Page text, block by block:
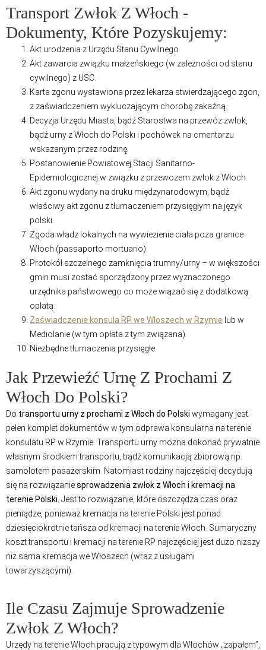
Transport Zwłok Z Włoch -
Dokumenty, Które Pozyskujemy:
Akt urodzenia z Urzędu Stanu Cywilnego
Akt zawarcia związku małżeńskiego (w zależności od stanu
cywilnego) z USC.
Karta zgonu wystawiona przez lekarza stwierdzającego zgon,
z zaświadczeniem wykluczającym chorobę zakaźną.
Decyzja Urzędu Miasta, bądź Starostwa na przewóz zwłok,
bądź urny z Włoch do Polski i pochówek na cmentarzu
wskazanym przez rodzinę.
Postanowienie Powiatowej Stacji Sanitarno-
Epidemiologicznej w związku z przewozem zwłok z Włoch.
Akt zgonu wydany na druku międzynarodowym, bądź
właściwy akt zgonu z tłumaczeniem przysięgłym na język
polski.
Zgoda władz lokalnych na wywiezienie ciała poza granice
Włoch (passaporto mortuario).
Protokół szczelnego zamknięcia trumny/urny – w większości
gmin musi zostać sporządzony przez wyznaczonego
urzędnika państwowego co może wiązać się z dodatkową
opłatą.
Zaświadczenie konsula RP we Włoszech w Rzymie lub w
Mediolanie (w tym opłata z tym związana).
Niezbędne tłumaczenia przysięgłe.
Jak Przewieźć Urnę Z Prochami Z
Włoch Do Polski?
Do transportu urny z prochami z Włoch do Polski wymagany jest
pełen komplet dokumentów w tym odprawa konsularna na terenie
konsulatu RP w Rzymie. Transportu urny można dokonać prywatnie
własnym środkiem transportu, bądź komunikacją zbiorową np.
samolotem pasażerskim. Natomiast rodziny najczęściej decydują
się na rozwiązaniesprowadzenia zwłok z Włoch i kremacji na
terenie Polski. Jest to rozwiązanie, które oszczędza czas oraz
pieniądze, ponieważ kremacja na terenie Polski jest ponad
dziesięciokrotnie tańsza od kremacji na terenie Włoch. Sumaryczny
koszt transportu i kremacji na terenie RP najczęściej jest dużo niższy
niż sama kremacja we Włoszech (wraz z usługami
towarzyszącymi).
Ile Czasu Zajmuje Sprowadzenie
Zwłok Z Włoch?
Urzędy na terenie Włoch pracują z typowym dla Włochów „zapałem”,